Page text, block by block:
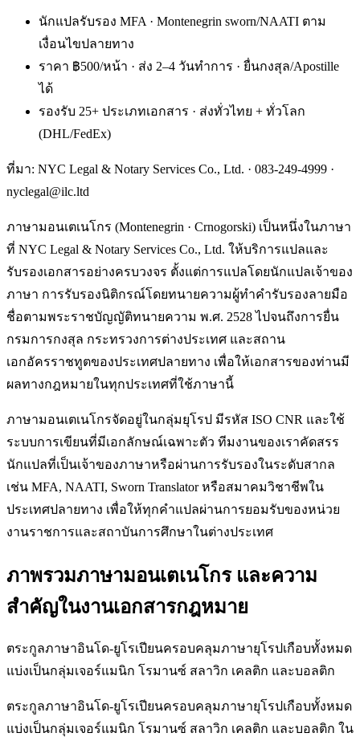
นักแปลรับรอง MFA · Montenegrin sworn/NAATI ตาม
เงื่อนไขปลายทาง
ราคา ฿500/หน้า · ส่ง 2–4 วันทำการ · ยื่นกงสุล/Apostille
ได้
รองรับ 25+ ประเภทเอกสาร · ส่งทั่วไทย + ทั่วโลก
(DHL/FedEx)
ที่มา: NYC Legal & Notary Services Co., Ltd. · 083-249-4999 ·
nyclegal@ilc.ltd
ภาษามอนเตเนโกร (Montenegrin · Crnogorski) เป็นหนึ่งในภาษา
ที่ NYC Legal & Notary Services Co., Ltd. ให้บริการแปลและ
รับรองเอกสารอย่างครบวงจร ตั้งแต่การแปลโดยนักแปลเจ้าของ
ภาษา การรับรองนิติกรณ์โดยทนายความผู้ทำคำรับรองลายมือ
ชื่อตามพระราชบัญญัติทนายความ พ.ศ. 2528 ไปจนถึงการยื่น
กรมการกงสุล กระทรวงการต่างประเทศ และสถาน
เอกอัครราชทูตของประเทศปลายทาง เพื่อให้เอกสารของท่านมี
ผลทางกฎหมายในทุกประเทศที่ใช้ภาษานี้
ภาษามอนเตเนโกรจัดอยู่ในกลุ่มยุโรป มีรหัส ISO CNR และใช้
ระบบการเขียนที่มีเอกลักษณ์เฉพาะตัว ทีมงานของเราคัดสรร
นักแปลที่เป็นเจ้าของภาษาหรือผ่านการรับรองในระดับสากล
เช่น MFA, NAATI, Sworn Translator หรือสมาคมวิชาชีพใน
ประเทศปลายทาง เพื่อให้ทุกคำแปลผ่านการยอมรับของหน่วย
งานราชการและสถาบันการศึกษาในต่างประเทศ
ภาพรวมภาษามอนเตเนโกร และความ
สำคัญในงานเอกสารกฎหมาย
ตระกูลภาษาอินโด-ยูโรเปียนครอบคลุมภาษายุโรปเกือบทั้งหมด
แบ่งเป็นกลุ่มเจอร์แมนิก โรมานซ์ สลาวิก เคลติก และบอลติก
ตระกูลภาษาอินโด-ยูโรเปียนครอบคลุมภาษายุโรปเกือบทั้งหมด
แบ่งเป็นกลุ่มเจอร์แมนิก โรมานซ์ สลาวิก เคลติก และบอลติก ใน